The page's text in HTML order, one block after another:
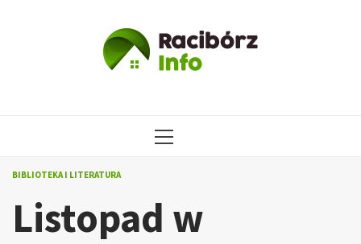
MENU
BIBLIOTEKA I LITERATURA
Listopad w